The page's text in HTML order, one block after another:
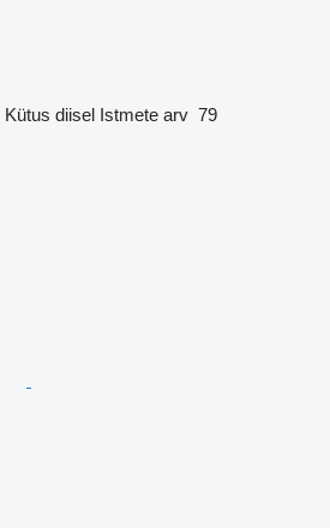
Kütus diisel Istmete arv 79